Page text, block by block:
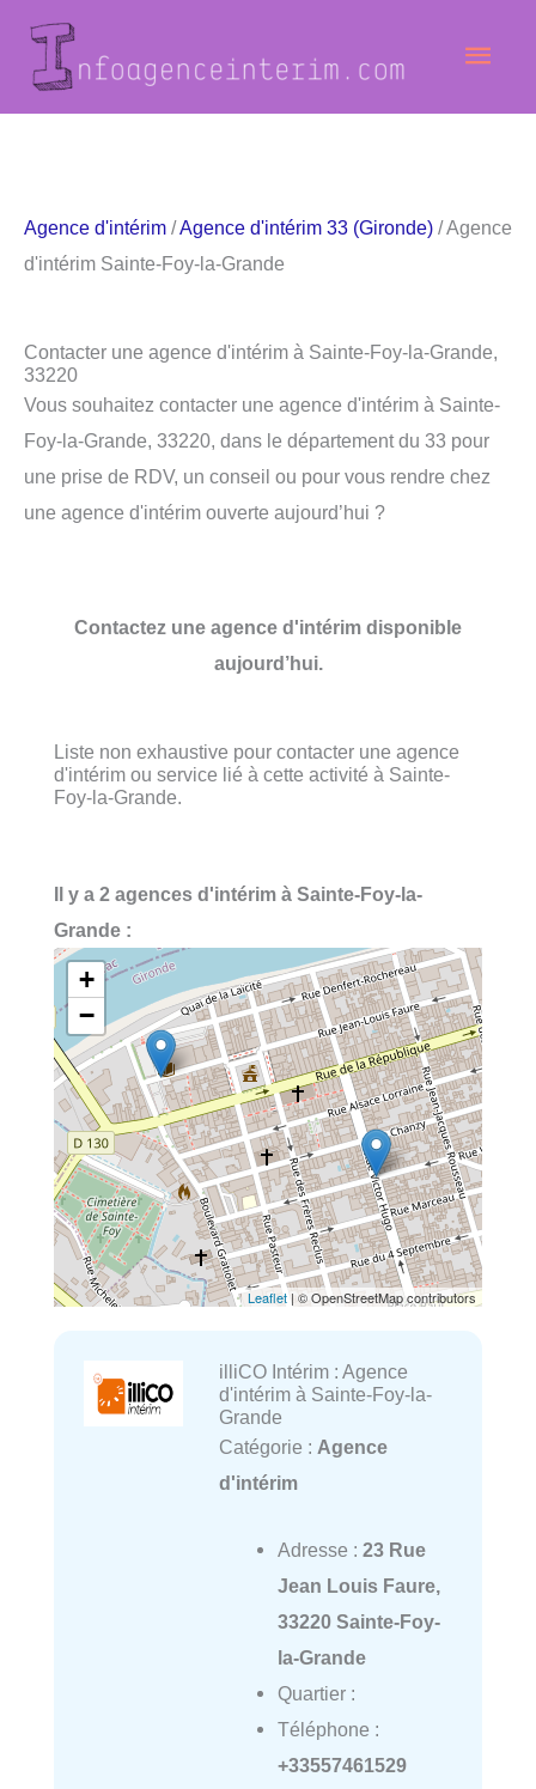
contenu
Agence d'intérim /Agence d'intérim 33 (Gironde) / Agence
d'intérim Sainte-Foy-la-Grande
Contacter une agence d'intérim à Sainte-Foy-la-Grande,
33220
Vous souhaitez contacter une agence d'intérim à Sainte-
Foy-la-Grande, 33220, dans le département du 33 pour
une prise de RDV, un conseil ou pour vous rendre chez
une agence d'intérim ouverte aujourd’hui ?
Contactez une agence d'intérim disponible
aujourd’hui.
Liste non exhaustive pour contacter une agence
d'intérim ou service lié à cette activité à Sainte-
Foy-la-Grande.
Il y a 2 agences d'intérim à Sainte-Foy-la-
Grande :
+
−
Leaflet | © OpenStreetMap contributors
illiCO Intérim : Agence
d'intérim à Sainte-Foy-la-
Grande
Catégorie : Agence
d'intérim
Adresse : 23 Rue
Jean Louis Faure,
33220 Sainte-Foy-
la-Grande
Quartier :
Téléphone :
+33557461529